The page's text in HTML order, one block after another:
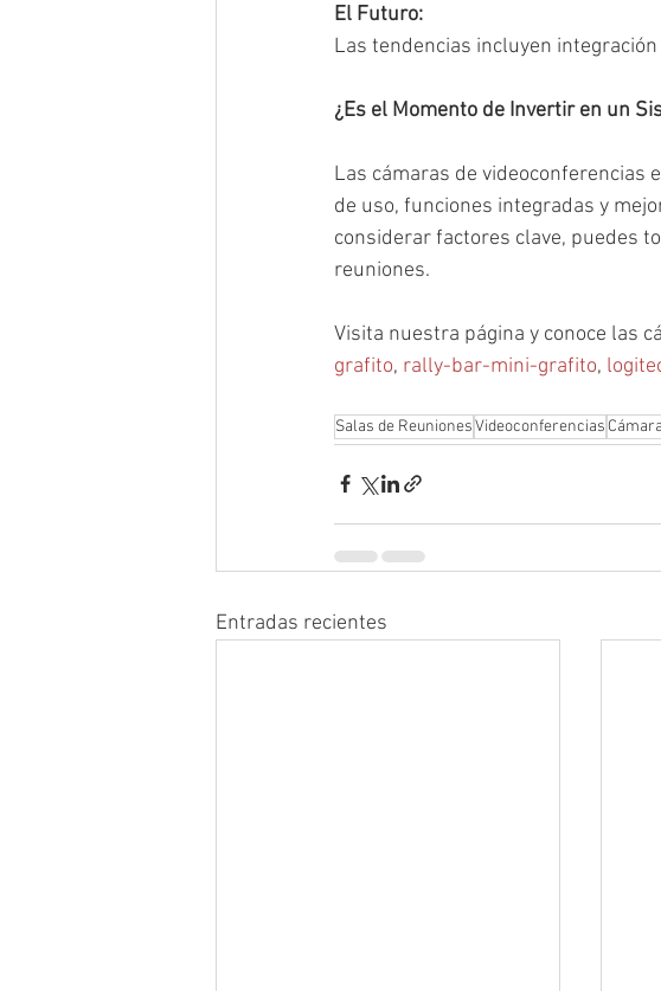
El Futuro:
Las tendencias incluyen
¿Es el Momento de Invertir en un
Las cámaras de videoconferencias
de uso, funciones integradas y
considerar factores clave, puedes
reuniones.
Visita nuestra página y conoce las
grafito, rally-bar-mini-grafito,
Salas de ReunionesVideoconferencias Cámara
Entradas recientes